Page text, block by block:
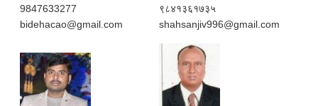
9847633277
bidehacao@gmail.com
९८४१३६१७३५
shahsanjiv996@gmail.com